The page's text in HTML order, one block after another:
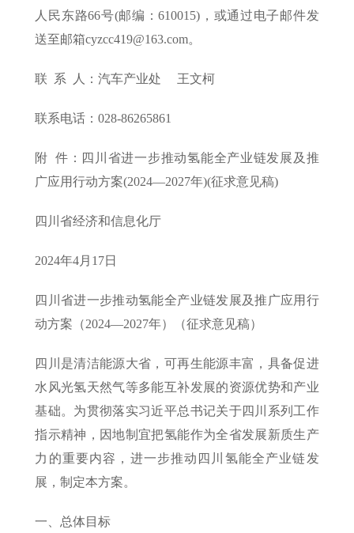
人民东路66号(邮编：610015)，或通过电子邮件发
送至邮箱cyzcc419@163.com。
联 系 人：汽车产业处 王文柯
联系电话：028-86265861
附 件：四川省进一步推动氢能全产业链发展及推
广应用行动方案(2024—2027年)(征求意见稿)
四川省经济和信息化厅
2024年4月17日
四川省进一步推动氢能全产业链发展及推广应用行
动方案（2024—2027年）（征求意见稿）
四川是清洁能源大省，可再生能源丰富，具备促进
水风光氢天然气等多能互补发展的资源优势和产业
基础。为贯彻落实习近平总书记关于四川系列工作
指示精神，因地制宜把氢能作为全省发展新质生产
力的重要内容，进一步推动四川氢能全产业链发
展，制定本方案。
一、总体目标